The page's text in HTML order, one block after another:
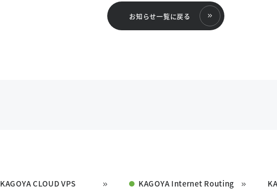
お知らせ一覧に戻る
KAGOYA CLOUD VPS KAGOYA Internet Routing